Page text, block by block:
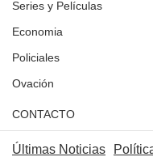
Series y Películas
Economia
Policiales
Ovación
CONTACTO
Últimas Noticias